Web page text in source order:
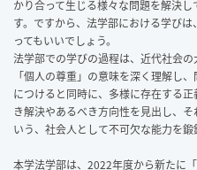
かり合って生じる様々な問題を解決
す。ですから、法学部における学び
ってもいいでしょう。
法学部での学びの過程は、近代社会の
「個人の尊重」の意味を深く理解し
につけると同時に、多様に存在する
き解決やあるべき方向性を見出し、
いう、社会人として不可欠な能力を鍛
本学法学部は、2022年度から新たに